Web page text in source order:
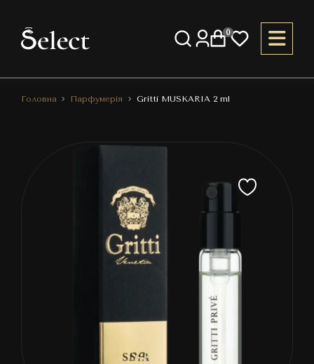
0
Головна Парфумерія Gritti MUSKARIA 2 ml